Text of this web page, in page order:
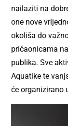
nailaziti na
one nove
okoliša do
pričaonicama
publika. Sve
Aquatike te
će organizirano